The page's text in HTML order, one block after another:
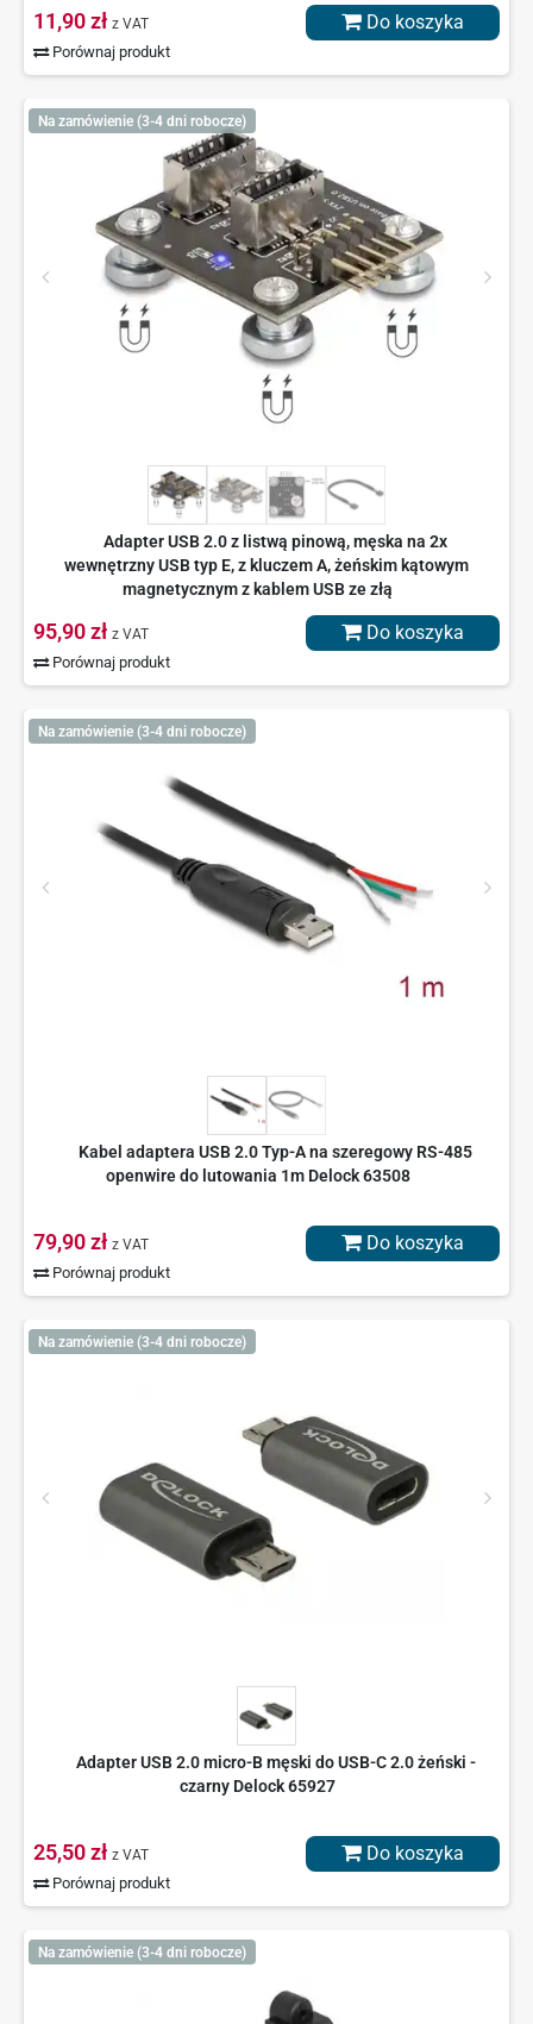
11,90 zł z VAT
Porównaj produkt
Do koszyka
Na zamówienie (3-4 dni robocze)
Adapter USB 2.0 z listwą pinową, męska na 2x
wewnętrzny USB typ E, z kluczem A, żeńskim kątowym
magnetycznym z kablem USB ze złą
95,90 zł z VAT
Porównaj produkt
Do koszyka
Na zamówienie (3-4 dni robocze)
Kabel adaptera USB 2.0 Typ-A na szeregowy RS-485
openwire do lutowania 1m Delock 63508
79,90 zł z VAT
Porównaj produkt
Do koszyka
Na zamówienie (3-4 dni robocze)
Adapter USB 2.0 micro-B męski do USB-C 2.0 żeński -
czarny Delock 65927
25,50 zł z VAT
Porównaj produkt
Do koszyka
Na zamówienie (3-4 dni robocze)